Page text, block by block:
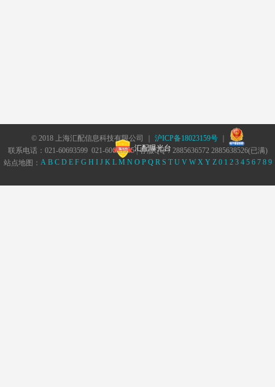
© 2018 上海汇配信息科技有限公司 ｜ 沪ICP备18023159号｜
汇配曝光台
联系电话：021-60693599 021-60693555 | 客服QQ：2885636572 2885638526(已满)
站点地图： A B C D E F G H I J K L M N O P Q R S T U V W X Y Z 0 1 2 3 4 5 6 7 8 9